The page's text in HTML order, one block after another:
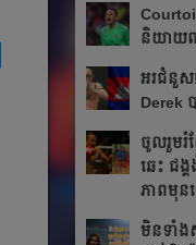
និយាយ​ព
អរ​ជំនួស!​
Derek​
ចូលរួម​រំ
ឆេះ​ ជ
ភាព​មុ
មិនទាំង